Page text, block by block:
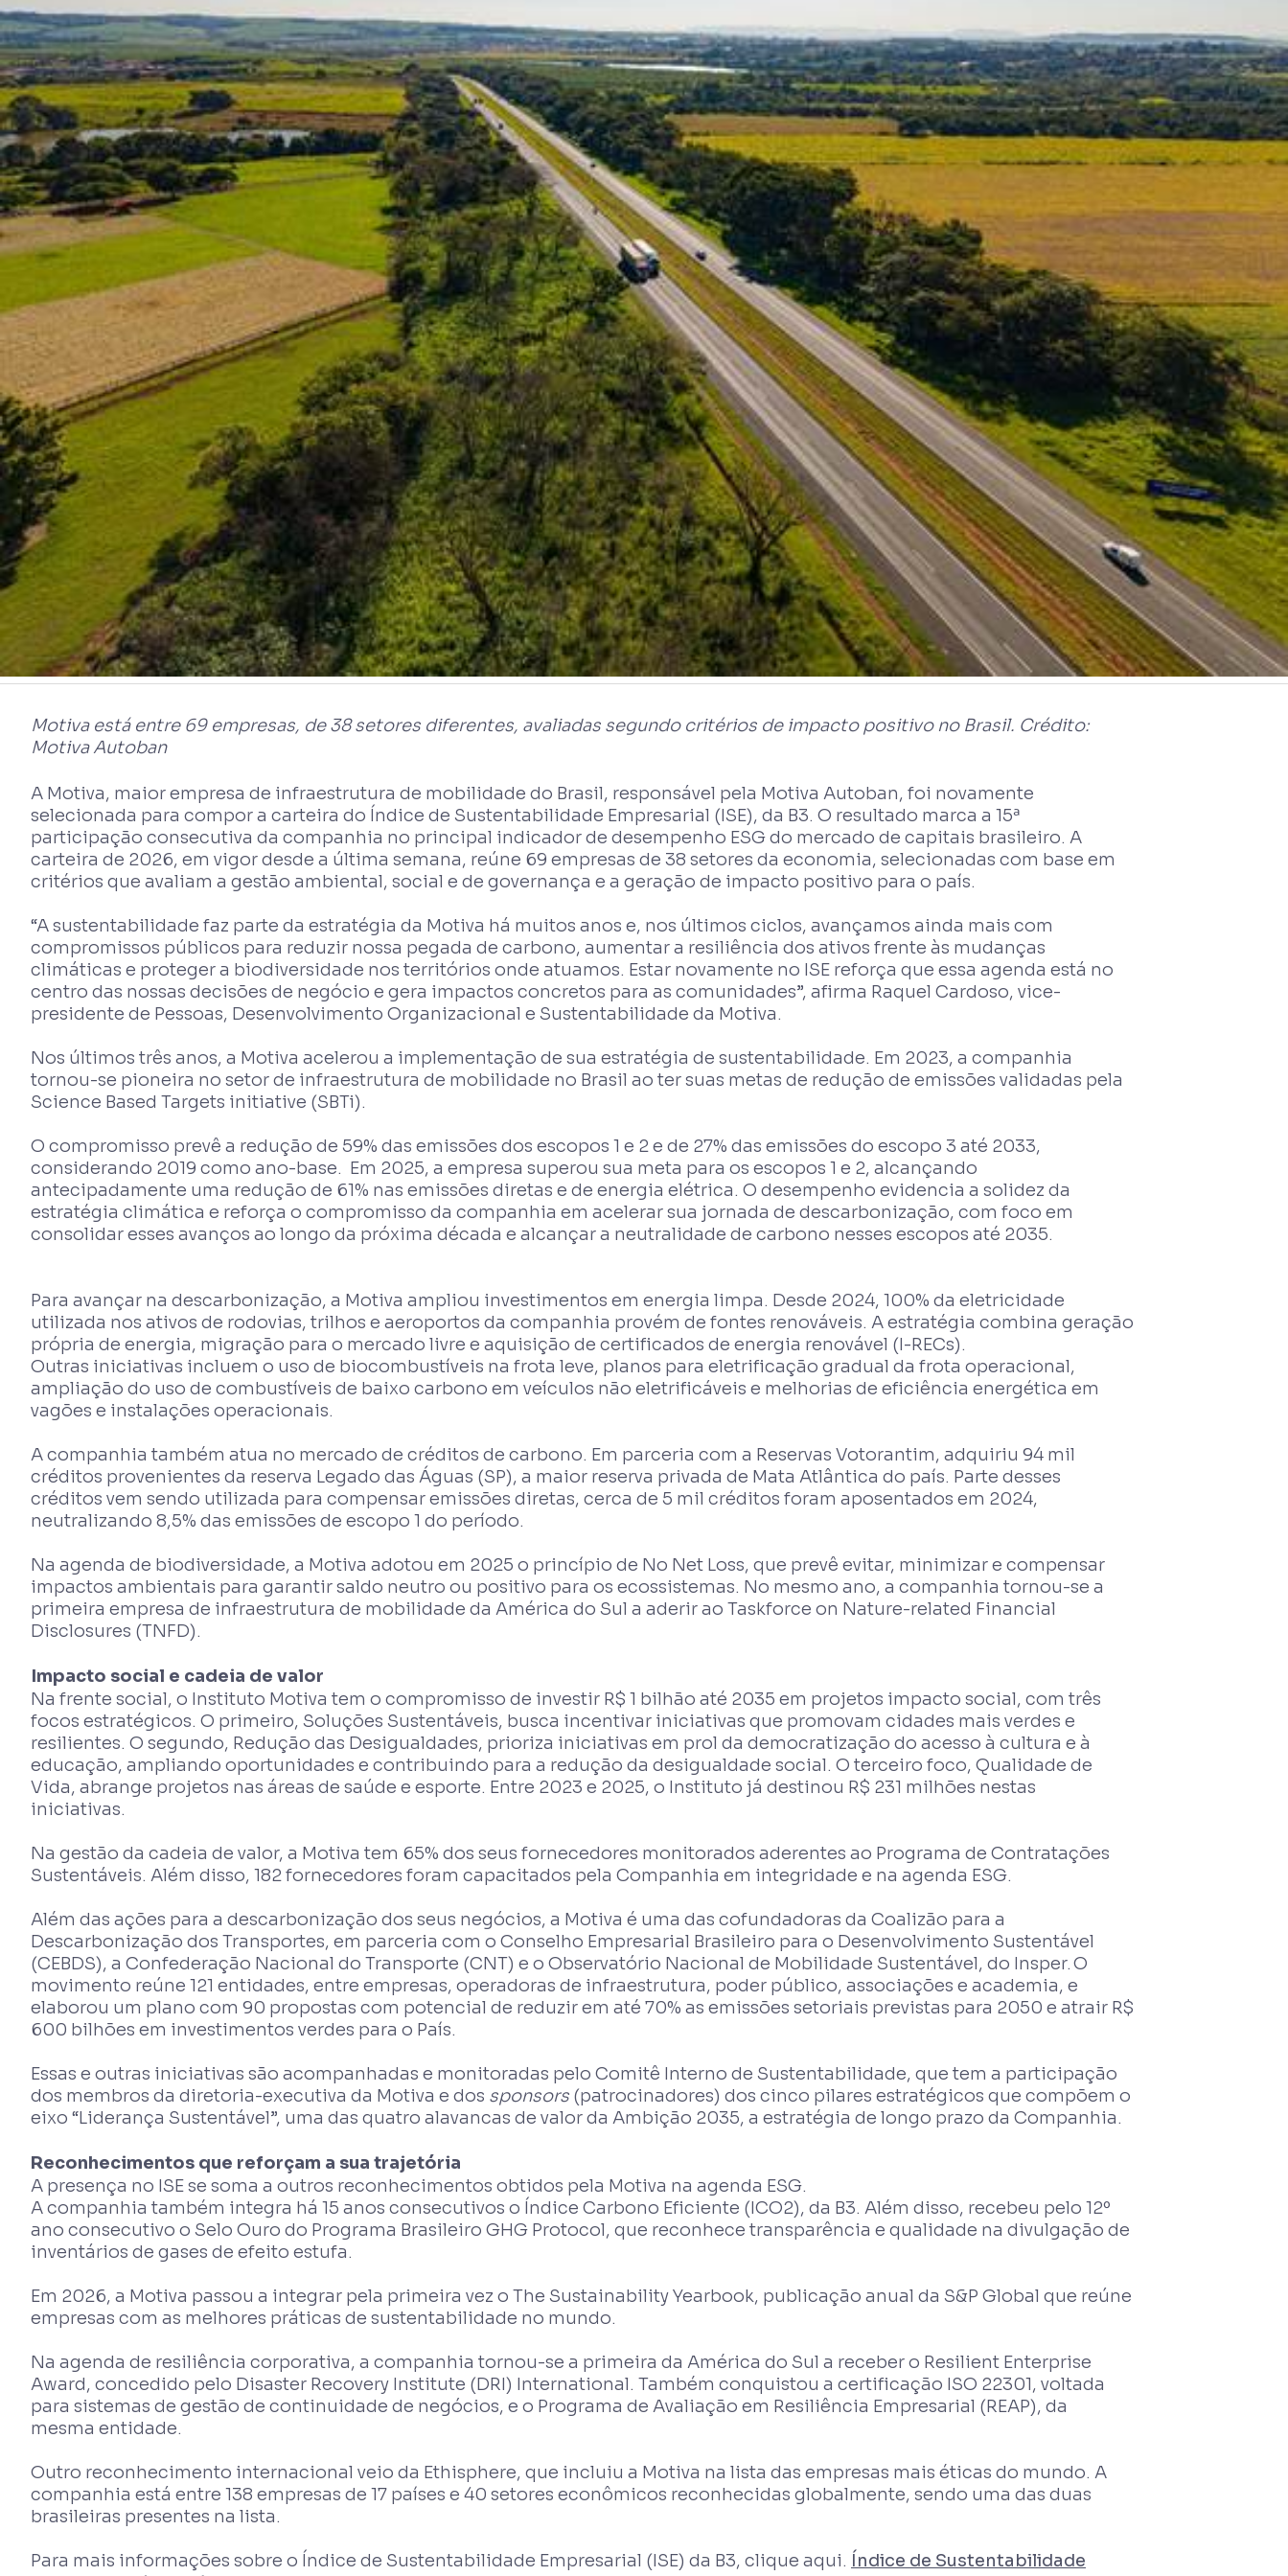
Motiva está entre 69 empresas, de 38 setores diferentes, avaliadas segundo critérios de impacto positivo no Brasil. Crédito:
Motiva Autoban
A Motiva, maior empresa de infraestrutura de mobilidade do Brasil, responsável pela Motiva Autoban, foi novamente
selecionada para compor a carteira do Índice de Sustentabilidade Empresarial (ISE), da B3. O resultado marca a 15ª
participação consecutiva da companhia no principal indicador de desempenho ESG do mercado de capitais brasileiro. A
carteira de 2026, em vigor desde a última semana, reúne 69 empresas de 38 setores da economia, selecionadas com base em
critérios que avaliam a gestão ambiental, social e de governança e a geração de impacto positivo para o país.
“A sustentabilidade faz parte da estratégia da Motiva há muitos anos e, nos últimos ciclos, avançamos ainda mais com
compromissos públicos para reduzir nossa pegada de carbono, aumentar a resiliência dos ativos frente às mudanças
climáticas e proteger a biodiversidade nos territórios onde atuamos. Estar novamente no ISE reforça que essa agenda está no
centro das nossas decisões de negócio e gera impactos concretos para as comunidades”, afirma Raquel Cardoso, vice-
presidente de Pessoas, Desenvolvimento Organizacional e Sustentabilidade da Motiva.
Nos últimos três anos, a Motiva acelerou a implementação de sua estratégia de sustentabilidade. Em 2023, a companhia
tornou-se pioneira no setor de infraestrutura de mobilidade no Brasil ao ter suas metas de redução de emissões validadas pela
Science Based Targets initiative (SBTi).
O compromisso prevê a redução de 59% das emissões dos escopos 1 e 2 e de 27% das emissões do escopo 3 até 2033,
considerando 2019 como ano-base. Em 2025, a empresa superou sua meta para os escopos 1 e 2, alcançando
antecipadamente uma redução de 61% nas emissões diretas e de energia elétrica. O desempenho evidencia a solidez da
estratégia climática e reforça o compromisso da companhia em acelerar sua jornada de descarbonização, com foco em
consolidar esses avanços ao longo da próxima década e alcançar a neutralidade de carbono nesses escopos até 2035.
Para avançar na descarbonização, a Motiva ampliou investimentos em energia limpa. Desde 2024, 100% da eletricidade
utilizada nos ativos de rodovias, trilhos e aeroportos da companhia provém de fontes renováveis. A estratégia combina geração
própria de energia, migração para o mercado livre e aquisição de certificados de energia renovável (I-RECs).
Outras iniciativas incluem o uso de biocombustíveis na frota leve, planos para eletrificação gradual da frota operacional,
ampliação do uso de combustíveis de baixo carbono em veículos não eletrificáveis e melhorias de eficiência energética em
vagões e instalações operacionais.
A companhia também atua no mercado de créditos de carbono. Em parceria com a Reservas Votorantim, adquiriu 94 mil
créditos provenientes da reserva Legado das Águas (SP), a maior reserva privada de Mata Atlântica do país. Parte desses
créditos vem sendo utilizada para compensar emissões diretas, cerca de 5 mil créditos foram aposentados em 2024,
neutralizando 8,5% das emissões de escopo 1 do período.
Na agenda de biodiversidade, a Motiva adotou em 2025 o princípio de No Net Loss, que prevê evitar, minimizar e compensar
impactos ambientais para garantir saldo neutro ou positivo para os ecossistemas. No mesmo ano, a companhia tornou-se a
primeira empresa de infraestrutura de mobilidade da América do Sul a aderir ao Taskforce on Nature-related Financial
Disclosures (TNFD).
Impacto social e cadeia de valor
Na frente social, o Instituto Motiva tem o compromisso de investir R$ 1 bilhão até 2035 em projetos impacto social, com três
focos estratégicos. O primeiro, Soluções Sustentáveis, busca incentivar iniciativas que promovam cidades mais verdes e
resilientes. O segundo, Redução das Desigualdades, prioriza iniciativas em prol da democratização do acesso à cultura e à
educação, ampliando oportunidades e contribuindo para a redução da desigualdade social. O terceiro foco, Qualidade de
Vida, abrange projetos nas áreas de saúde e esporte. Entre 2023 e 2025, o Instituto já destinou R$ 231 milhões nestas
iniciativas.
Na gestão da cadeia de valor, a Motiva tem 65% dos seus fornecedores monitorados aderentes ao Programa de Contratações
Sustentáveis. Além disso, 182 fornecedores foram capacitados pela Companhia em integridade e na agenda ESG.
Além das ações para a descarbonização dos seus negócios, a Motiva é uma das cofundadoras da Coalizão para a
Descarbonização dos Transportes, em parceria com o Conselho Empresarial Brasileiro para o Desenvolvimento Sustentável
(CEBDS), a Confederação Nacional do Transporte (CNT) e o Observatório Nacional de Mobilidade Sustentável, do Insper. O
movimento reúne 121 entidades, entre empresas, operadoras de infraestrutura, poder público, associações e academia, e
elaborou um plano com 90 propostas com potencial de reduzir em até 70% as emissões setoriais previstas para 2050 e atrair R$
600 bilhões em investimentos verdes para o País.
Essas e outras iniciativas são acompanhadas e monitoradas pelo Comitê Interno de Sustentabilidade, que tem a participação
dos membros da diretoria-executiva da Motiva e dos sponsors (patrocinadores) dos cinco pilares estratégicos que compõem o
eixo “Liderança Sustentável”, uma das quatro alavancas de valor da Ambição 2035, a estratégia de longo prazo da Companhia.
Reconhecimentos que reforçam a sua trajetória
A presença no ISE se soma a outros reconhecimentos obtidos pela Motiva na agenda ESG.
A companhia também integra há 15 anos consecutivos o Índice Carbono Eficiente (ICO2), da B3. Além disso, recebeu pelo 12º
ano consecutivo o Selo Ouro do Programa Brasileiro GHG Protocol, que reconhece transparência e qualidade na divulgação de
inventários de gases de efeito estufa.
Em 2026, a Motiva passou a integrar pela primeira vez o The Sustainability Yearbook, publicação anual da S&P Global que reúne
empresas com as melhores práticas de sustentabilidade no mundo.
Na agenda de resiliência corporativa, a companhia tornou-se a primeira da América do Sul a receber o Resilient Enterprise
Award, concedido pelo Disaster Recovery Institute (DRI) International. Também conquistou a certificação ISO 22301, voltada
para sistemas de gestão de continuidade de negócios, e o Programa de Avaliação em Resiliência Empresarial (REAP), da
mesma entidade.
Outro reconhecimento internacional veio da Ethisphere, que incluiu a Motiva na lista das empresas mais éticas do mundo. A
companhia está entre 138 empresas de 17 países e 40 setores econômicos reconhecidas globalmente, sendo uma das duas
brasileiras presentes na lista.
Para mais informações sobre o Índice de Sustentabilidade Empresarial (ISE) da B3, clique aqui. Índice de Sustentabilidade